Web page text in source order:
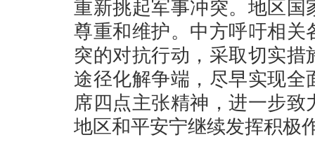
重新挑起军事冲突。地区
尊重和维护。中方呼吁相
突的对抗行动，采取切实
途径化解争端，尽早实现
席四点主张精神，进一步
地区和平安宁继续发挥积极